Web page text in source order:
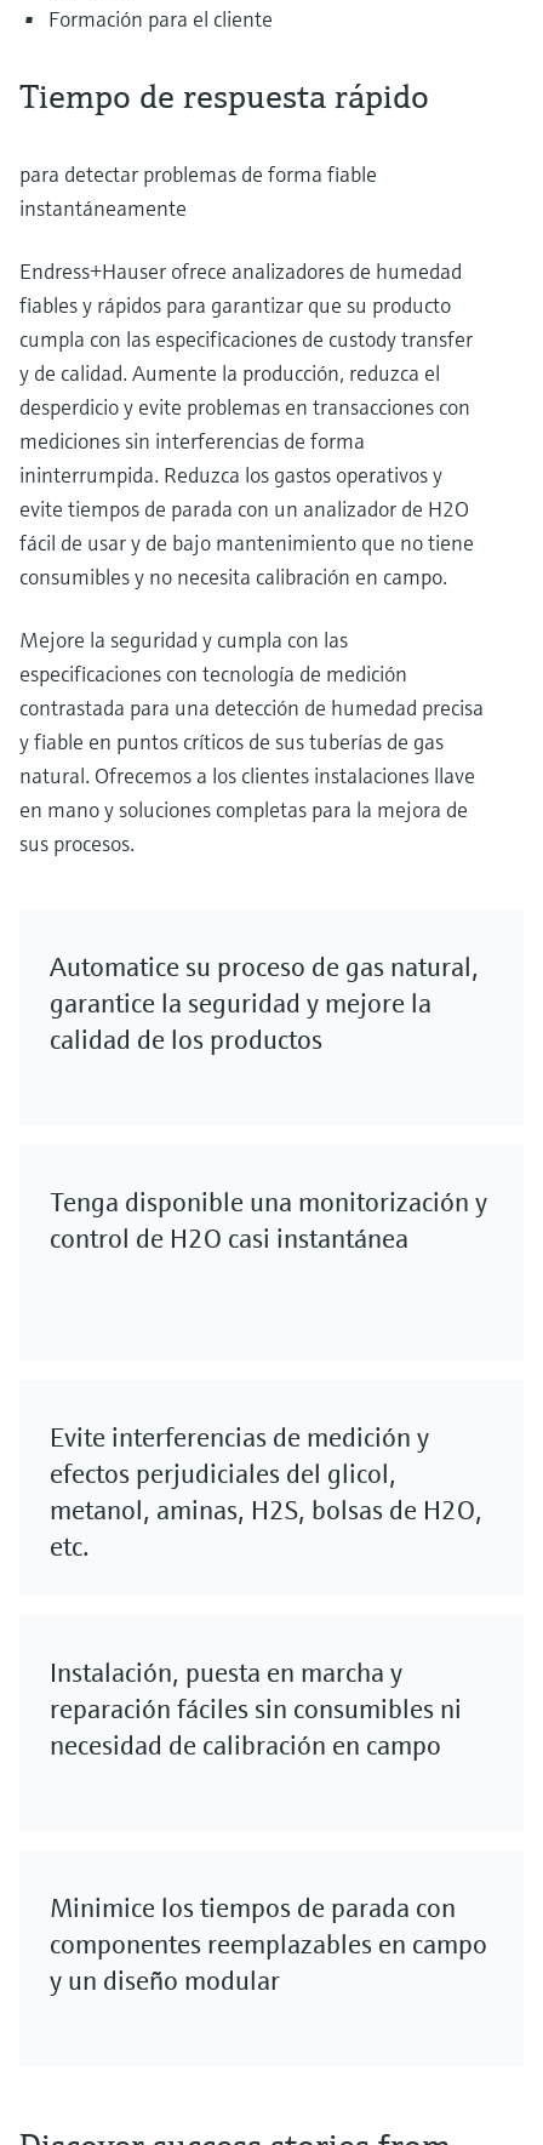
Formación para el cliente
Tiempo de respuesta rápido
para detectar problemas de forma fiable
instantáneamente
Endress+Hauser ofrece analizadores de humedad
fiables y rápidos para garantizar que su producto
cumpla con las especificaciones de custody transfer
y de calidad. Aumente la producción, reduzca el
desperdicio y evite problemas en transacciones con
mediciones sin interferencias de forma
ininterrumpida. Reduzca los gastos operativos y
evite tiempos de parada con un analizador de H2O
fácil de usar y de bajo mantenimiento que no tiene
consumibles y no necesita calibración en campo.
Mejore la seguridad y cumpla con las
especificaciones con tecnología de medición
contrastada para una detección de humedad precisa
y fiable en puntos críticos de sus tuberías de gas
natural. Ofrecemos a los clientes instalaciones llave
en mano y soluciones completas para la mejora de
sus procesos.
Automatice su proceso de gas natural,
garantice la seguridad y mejore la
calidad de los productos
Tenga disponible una monitorización y
control de H2O casi instantánea
Evite interferencias de medición y
efectos perjudiciales del glicol,
metanol, aminas, H2S, bolsas de H2O,
etc.
Instalación, puesta en marcha y
reparación fáciles sin consumibles ni
necesidad de calibración en campo
Minimice los tiempos de parada con
componentes reemplazables en campo
y un diseño modular